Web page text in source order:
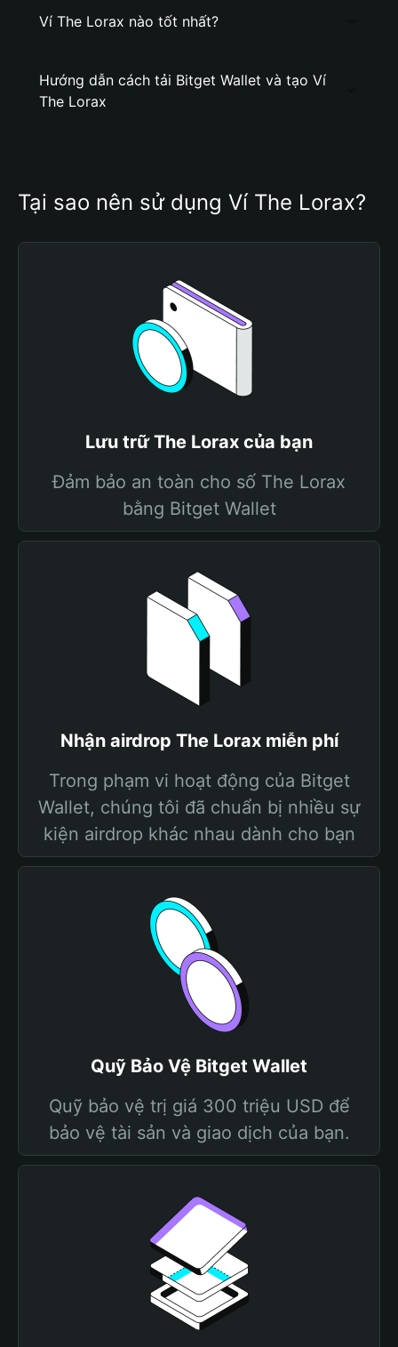
Ví The Lorax nào tốt nhất?
Hướng dẫn cách tải Bitget Wallet và tạo Ví
The Lorax
Tại sao nên sử dụng Ví The Lorax?
Lưu trữ The Lorax của bạn
Đảm bảo an toàn cho số The Lorax
bằng Bitget Wallet
Nhận airdrop The Lorax miễn phí
Trong phạm vi hoạt động của Bitget
Wallet, chúng tôi đã chuẩn bị nhiều sự
kiện airdrop khác nhau dành cho bạn
Quỹ Bảo Vệ Bitget Wallet
Quỹ bảo vệ trị giá 300 triệu USD để
bảo vệ tài sản và giao dịch của bạn.